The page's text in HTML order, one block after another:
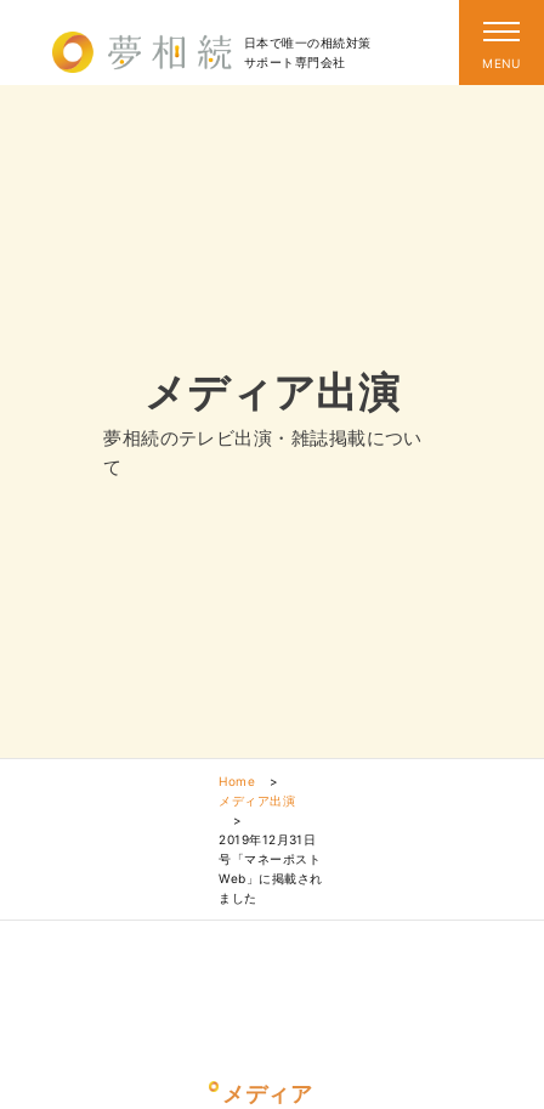
日本で唯一の相続対策
サポート 専門会社
メディア出演
夢相続のテレビ出演・雑誌掲載につい
て
Home
>
メディア出演
>
2019年12月31日
号「マネーポスト
Web」に掲載され
ました
メディア